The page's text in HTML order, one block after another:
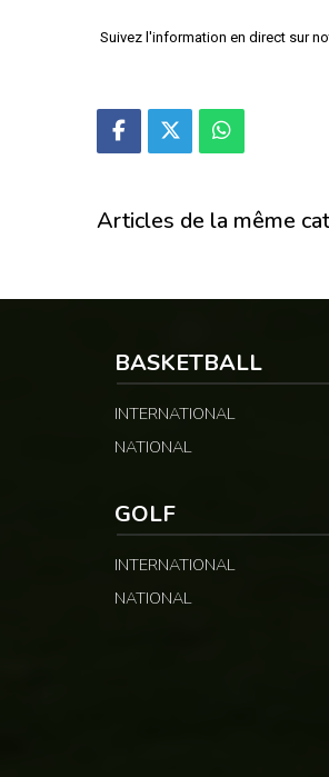
Suivez l'information en direct sur
Articles de la même
BASKETBALL
INTERNATIONAL
NATIONAL
GOLF
INTERNATIONAL
NATIONAL